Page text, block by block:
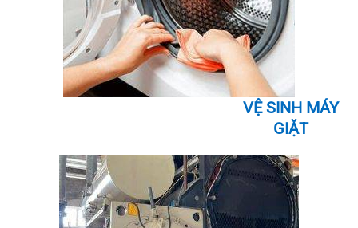
VỆ SINH MÁY
GIẶT